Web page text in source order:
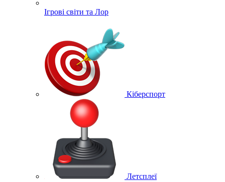
Ігрові світи та Лор
Кіберспорт
Летсплеї